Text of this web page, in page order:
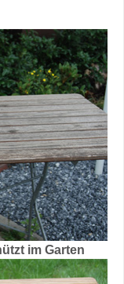
im Garten